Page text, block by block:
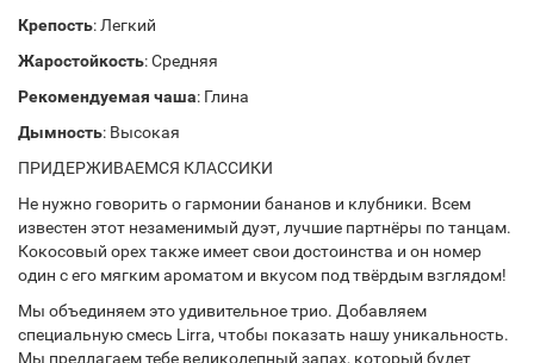
Крепость: Легкий
Жаростойкость: Средняя
Рекомендуемая чаша: Глина
Дымность: Высокая
ПРИДЕРЖИВАЕМСЯ КЛАССИКИ
Не нужно говорить о гармонии бананов и клубники. Всем
известен этот незаменимый дуэт, лучшие партнёры по танцам.
Кокосовый орех также имеет свои достоинства и он номер
один с его мягким ароматом и вкусом под твёрдым взглядом!
Мы объединяем это удивительное трио. Добавляем
специальную смесь Lirra, чтобы показать нашу уникальность.
Мы предлагаем тебе великолепный запах, который будет